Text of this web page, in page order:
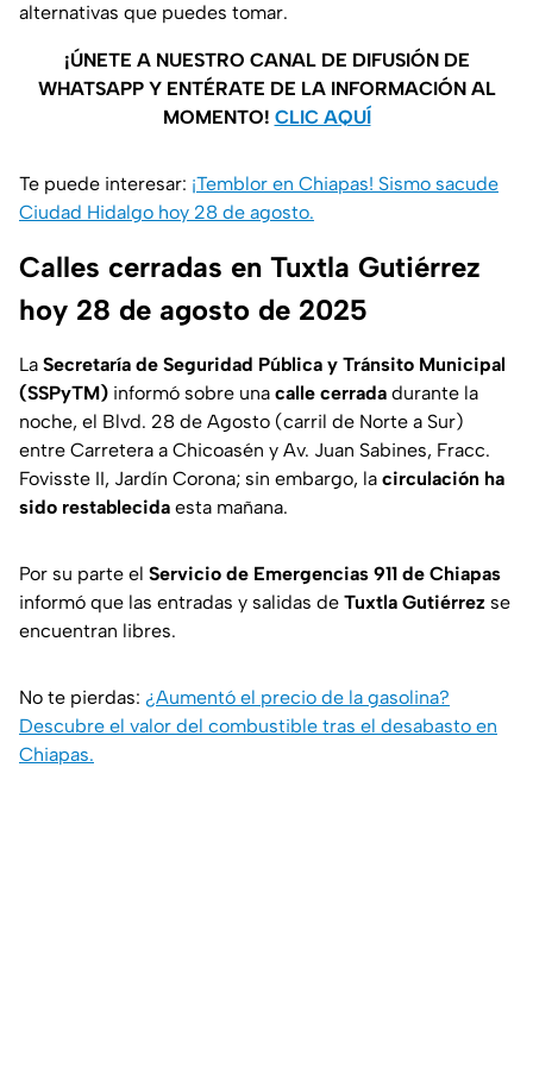
alternativas que puedes tomar.
¡ÚNETE A NUESTRO CANAL DE DIFUSIÓN DE
WHATSAPP Y ENTÉRATE DE LA INFORMACIÓN AL
MOMENTO! CLIC AQUÍ
Te puede interesar: ¡Temblor en Chiapas! Sismo sacude
Ciudad Hidalgo hoy 28 de agosto.
Calles cerradas en Tuxtla Gutiérrez
hoy 28 de agosto de 2025
La Secretaría de Seguridad Pública y Tránsito Municipal
(SSPyTM) informó sobre una calle cerrada durante la
noche, el Blvd. 28 de Agosto (carril de Norte a Sur)
entre Carretera a Chicoasén y Av. Juan Sabines, Fracc.
Fovisste II, Jardín Corona; sin embargo, la circulación ha
sido restablecida esta mañana.
Por su parte el Servicio de Emergencias 911 de Chiapas
informó que las entradas y salidas de Tuxtla Gutiérrez se
encuentran libres.
No te pierdas: ¿Aumentó el precio de la gasolina?
Descubre el valor del combustible tras el desabasto en
Chiapas.